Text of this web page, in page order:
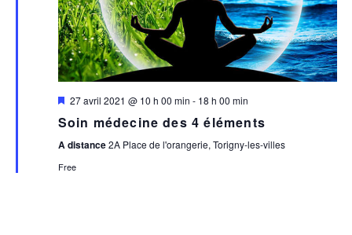
Featured
27 avril 2021 @ 10 h 00 min - 18 h 00 min
Soin médecine des 4 éléments
A distance2A Place de l'orangerie, Torigny-les-villes
Free